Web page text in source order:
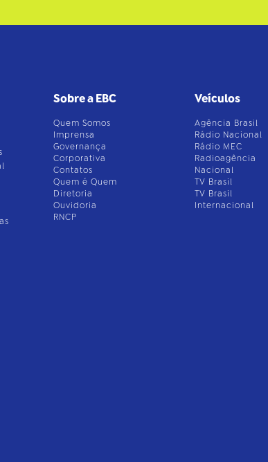
Sobre a EBC
Quem Somos
Imprensa
Governança
Corporativa
Contatos
Quem é Quem
Diretoria
Ouvidoria
RNCP
Veículos
Agência Brasil
Rádio Nacional
Rádio MEC
Radioagência
Nacional
TV Brasil
TV Brasil
Internacional